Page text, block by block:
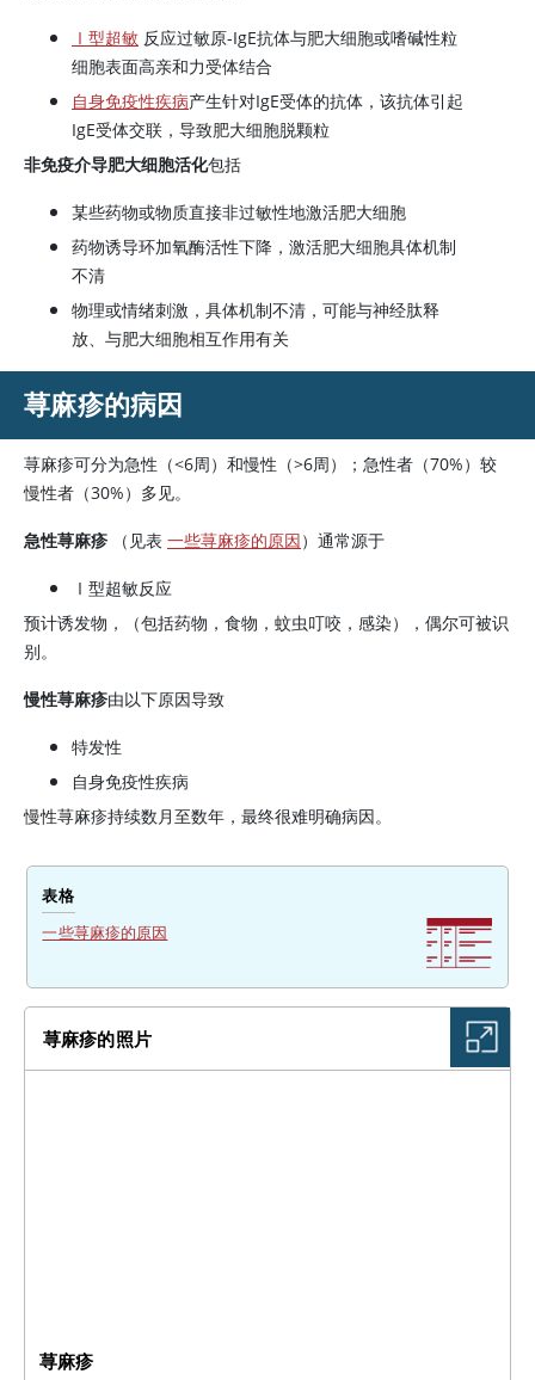
Ⅰ型超敏 反应过敏原-IgE抗体与肥大细胞或嗜碱性粒
细胞表面高亲和力受体结合
自身免疫性疾病产生针对IgE受体的抗体，该抗体引起
IgE受体交联，导致肥大细胞脱颗粒
非免疫介导肥大细胞活化包括
某些药物或物质直接非过敏性地激活肥大细胞
药物诱导环加氧酶活性下降，激活肥大细胞具体机制
不清
物理或情绪刺激，具体机制不清，可能与神经肽释
放、与肥大细胞相互作用有关
荨麻疹的病因
荨麻疹可分为急性（<6周）和慢性（>6周）；急性者（70%）较
慢性者（30%）多见。
急性荨麻疹 （见表 一些荨麻疹的原因）通常源于
Ⅰ型超敏反应
预计诱发物，（包括药物，食物，蚊虫叮咬，感染），偶尔可被识
别。
慢性荨麻疹由以下原因导致
特发性
自身免疫性疾病
慢性荨麻疹持续数月至数年，最终很难明确病因。
表格
一些荨麻疹的原因
荨麻疹的照片
荨麻疹